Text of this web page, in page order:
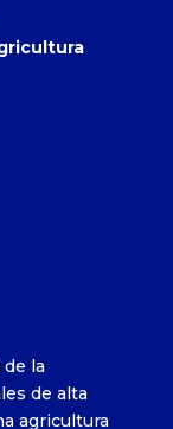
la
de alta
agricultura